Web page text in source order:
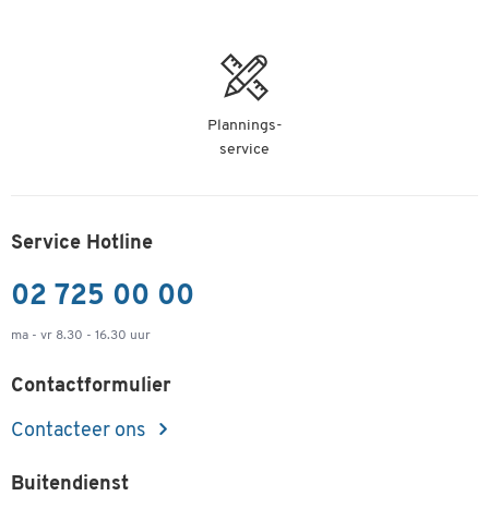
Plannings-
service
Service Hotline
02 725 00 00
ma - vr 8.30 - 16.30 uur
Contactformulier
Contacteer ons
Buitendienst